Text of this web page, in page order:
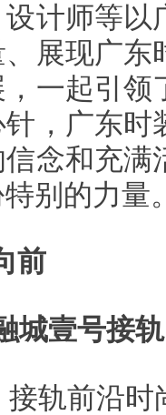
计师等以
展现广
一起引领
，广东时
念和充满
别的力量
前
城壹号接
接轨前沿